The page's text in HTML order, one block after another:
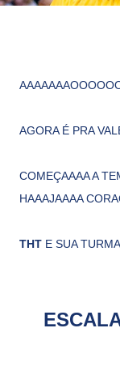
AGORA É PRA
COMEÇAAAA A
HAAAJAAAA
THT E SUA